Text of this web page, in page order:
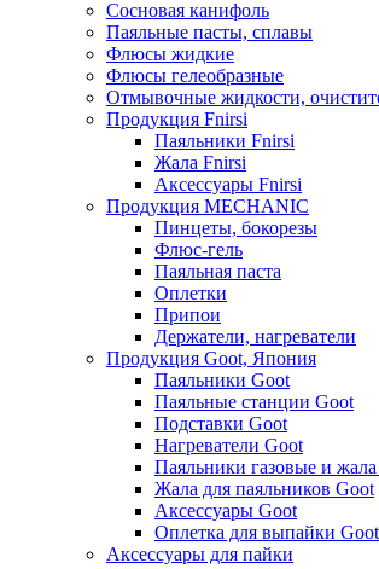
Сосновая канифоль
Паяльные пасты, сплавы
Флюсы жидкие
Флюсы гелеобразные
Отмывочные жидкости,
Продукция Fnirsi
Паяльники Fnirsi
Жала Fnirsi
Аксессуары Fnirsi
Продукция MECHANIC
Пинцеты, бокорезы
Флюс-гель
Паяльная паста
Оплетки
Припои
Держатели, нагреватели
Продукция Goot, Япония
Паяльники Goot
Паяльные станции Goot
Подставки Goot
Нагреватели Goot
Паяльники газовые и
Жала для паяльников Goot
Аксессуары Goot
Оплетка для выпайки
Аксессуары для пайки